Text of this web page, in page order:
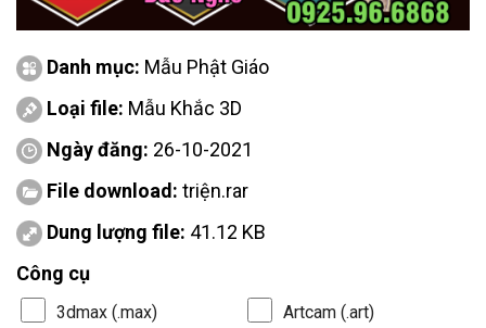
Danh mục: Mẫu Phật Giáo
Loại file: Mẫu Khắc 3D
Ngày đăng: 26-10-2021
File download: triện.rar
Dung lượng file: 41.12 KB
Công cụ
3dmax (.max)
Artcam (.art)